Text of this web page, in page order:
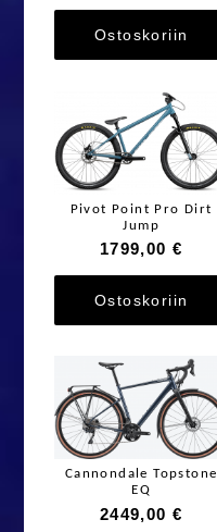
Ostoskoriin
Pivot Point Pro Dirt
Jump
1799,00 €
Ostoskoriin
Cannondale Topstone
EQ
2449,00 €